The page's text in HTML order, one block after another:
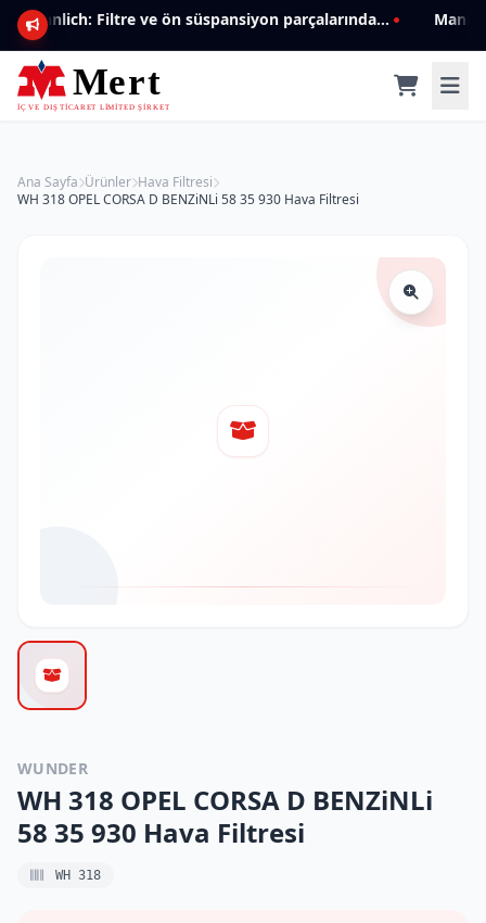
Mannlich: Filtre ve ön süspansiyon parçalarında genişleyen ürün yelpazesiyle kalite ve güven.
Ana Sayfa Ürünler Hava Filtresi
WH 318 OPEL CORSA D BENZiNLi 58 35 930 Hava Filtresi
WUNDER
WH 318 OPEL CORSA D BENZiNLi
58 35 930 Hava Filtresi
WH 318